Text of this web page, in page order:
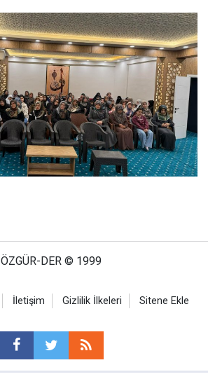
ÖZGÜR-DER © 1999
İletişim Gizlilik İlkeleri Sitene Ekle